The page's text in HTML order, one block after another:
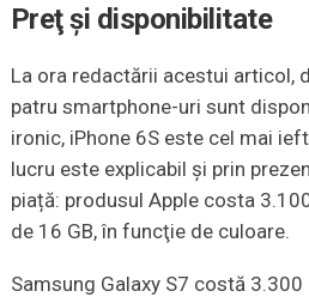
Preţ şi disponibilitate
La ora redactării acestui articol,
patru smartphone-uri sunt
ironic, iPhone 6S este cel mai
lucru este explicabil și prin
piață: produsul Apple costa
de 16 GB, în funcţie de culoare.
Samsung Galaxy S7 costă 3.300